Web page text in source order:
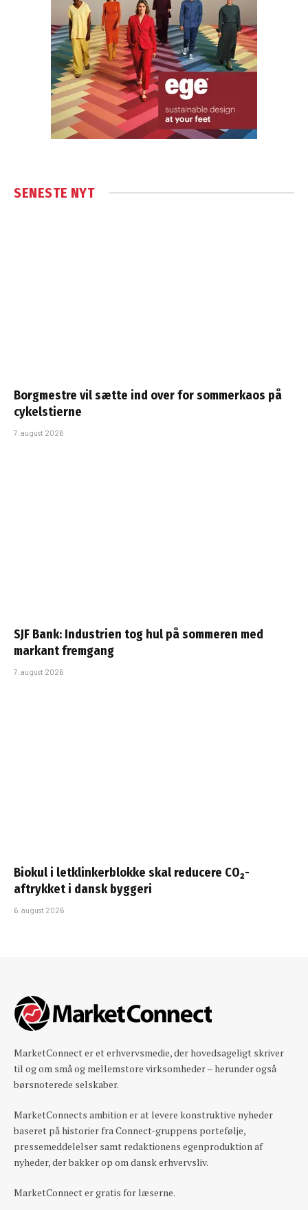
SENESTE NYT
Borgmestre vil sætte ind over for sommerkaos på
cykelstierne
7. august 2026
SJF Bank: Industrien tog hul på sommeren med
markant fremgang
7. august 2026
Biokul i letklinkerblokke skal reducere CO₂-
aftrykket i dansk byggeri
6. august 2026
MarketConnect er et erhvervsmedie, der hovedsageligt skriver
til og om små og mellemstore virksomheder – herunder også
børsnoterede selskaber.
MarketConnects ambition er at levere konstruktive nyheder
baseret på historier fra Connect-gruppens portefølje,
pressemeddelelser samt redaktionens egenproduktion af
nyheder, der bakker op om dansk erhvervsliv.
MarketConnect er gratis for læserne.